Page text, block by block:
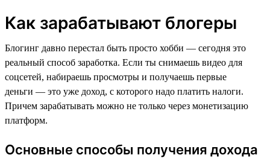
Как зарабатывают блогеры
Блогинг давно перестал быть просто хобби — сегодня это
реальный способ заработка. Если ты снимаешь видео для
соцсетей, набираешь просмотры и получаешь первые
деньги — это уже доход, с которого надо платить налоги.
Причем зарабатывать можно не только через монетизацию
платформ.
Основные способы получения дохода